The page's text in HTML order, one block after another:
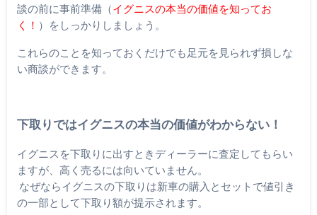
談の前に事前準備（イグニスの本当の価値を知ってお
く！ ）をしっかりしましょう。
これらのことを知っておくだけでも足元を見られず損しな
い商談ができます。
下取りではイグニスの本当の価値がわからない！
イグニスを下取りに出すときディーラーに査定してもらい
ますが、高く売るには向いていません。
なぜならイグニスの下取りは新車の購入とセットで値引き
の一部として下取り額が提示されます。